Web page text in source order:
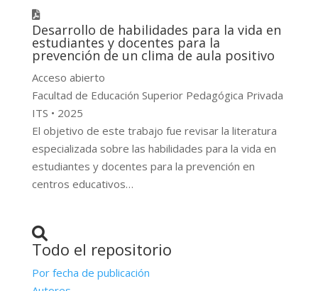
Desarrollo de habilidades para la vida en
estudiantes y docentes para la
prevención de un clima de aula positivo
Acceso abierto
Facultad de Educación Superior Pedagógica Privada
ITS • 2025
El objetivo de este trabajo fue revisar la literatura
especializada sobre las habilidades para la vida en
estudiantes y docentes para la prevención en
centros educativos…
Todo el repositorio
Por fecha de publicación